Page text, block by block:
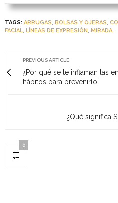
TAGS: ARRUGAS, BOLSAS Y OJERAS,
FACIAL, LÍNEAS DE EXPRESIÓN , MIRADA
PREVIOUS ARTICLE
¿Por qué se te inflaman las
hábitos para prevenirlo
¿Qué significa
0